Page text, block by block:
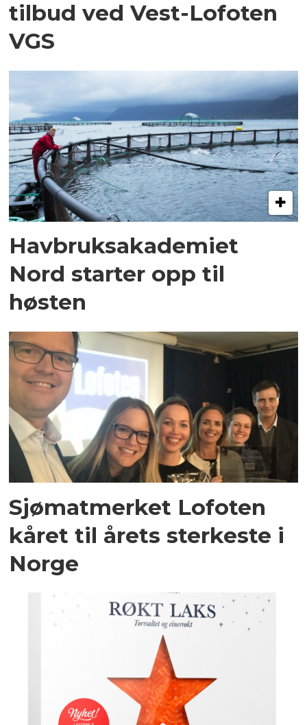
tilbud ved Vest-Lofoten
VGS
Havbruksakademiet
Nord starter opp til
høsten
Sjømatmerket Lofoten
kåret til årets sterkeste i
Norge